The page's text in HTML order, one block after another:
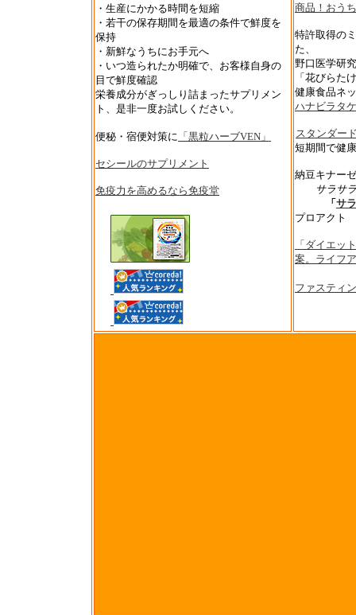
・生産にかかる時間を短縮
・若干の保存期間を最適の条件で鮮度を
保持
・新鮮なうちにお手元へ
・いつ造られたか明確で、お客様自身の
目で鮮度確認
栄養成分がぎっしり詰まったサプリメン
ト、是非一度お試しください。
便秘・宿便対策に 「黒粒ハーブVEN」
セシールのサプリメント
免疫力を高めるなら免疫堂
商品！おう
特許取得の
た、
野口医学研
「花びらた
健康食品ネ
ハナビラタ
スタンダー
短期間で健
納豆キナー
サラサラ
「 サ
プロアクト
「ダイエッ
案。ライフ
ファスティ